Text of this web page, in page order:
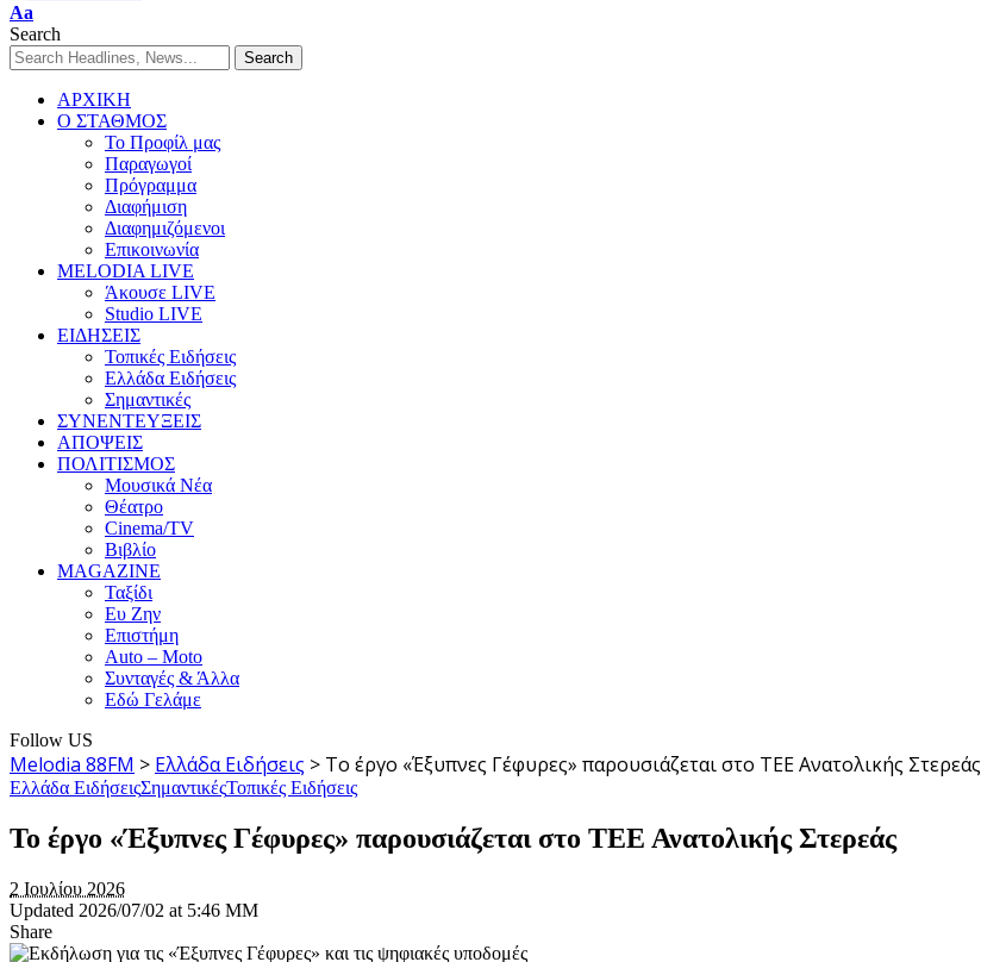
Aa
Search
ΑΡΧΙΚΗ
Ο ΣΤΑΘΜΟΣ
Το Προφίλ μας
Παραγωγοί
Πρόγραμμα
Διαφήμιση
Διαφημιζόμενοι
Επικοινωνία
MELODIA LIVE
Άκουσε LIVE
Studio LIVE
ΕΙΔΗΣΕΙΣ
Τοπικές Ειδήσεις
Ελλάδα Ειδήσεις
Σημαντικές
ΣΥΝΕΝΤΕΥΞΕΙΣ
ΑΠΟΨΕΙΣ
ΠΟΛΙΤΙΣΜΟΣ
Μουσικά Νέα
Θέατρο
Cinema/TV
Βιβλίο
MAGAZINE
Ταξίδι
Ευ Ζην
Επιστήμη
Auto – Moto
Συνταγές & Άλλα
Εδώ Γελάμε
Follow US
Melodia 88FM > Ελλάδα Ειδήσεις > Το έργο «Έξυπνες Γέφυρες» παρουσιάζεται στο ΤΕΕ Ανατολικής Στερεάς
Ελλάδα ΕιδήσειςΣημαντικέςΤοπικές Ειδήσεις
Το έργο «Έξυπνες Γέφυρες» παρουσιάζεται στο ΤΕΕ Ανατολικής Στερεάς
2 Ιουλίου 2026
Updated 2026/07/02 at 5:46 ΜΜ
Share